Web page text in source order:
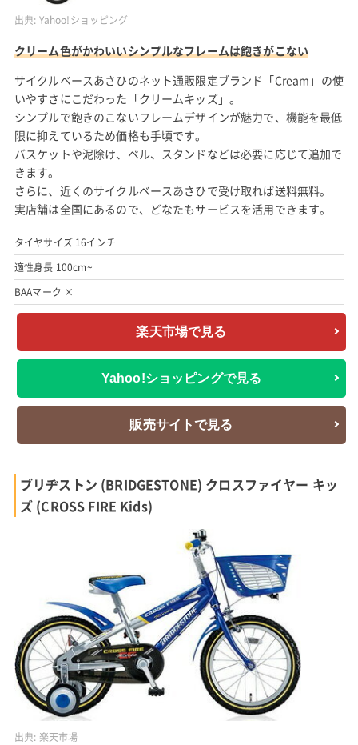
出典: Yahoo!ショッピング
クリーム色がかわいいシンプルなフレームは飽きがこない
サイクルベースあさひのネット通販限定ブランド「Cream」の使
いやすさにこだわった「クリームキッズ」。
シンプルで飽きのこないフレームデザインが魅力で、機能を最低
限に抑えているため価格も手頃です。
バスケットや泥除け、ベル、スタンドなどは必要に応じて追加で
きます。
さらに、近くのサイクルベースあさひで受け取れば送料無料。
実店舗は全国にあるので、どなたもサービスを活用できます。
タイヤサイズ 16インチ
適性身長 100cm~
BAAマーク ×
楽天市場で見る
Yahoo!ショッピングで見る
販売サイトで見る
ブリヂストン (BRIDGESTONE) クロスファイヤー キッ
ズ (CROSS FIRE Kids)
出典: 楽天市場